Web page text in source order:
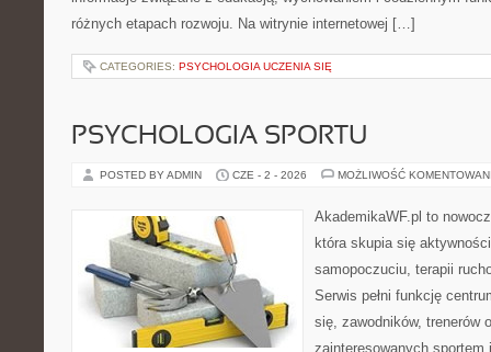
różnych etapach rozwoju. Na witrynie internetowej […]
CATEGORIES: PSYCHOLOGIA UCZENIA SIĘ
PSYCHOLOGIA SPORTU
POSTED BY ADMIN CZE - 2 - 2026 MOŻLIWOŚĆ
AkademikaWF.pl to
która skupia się
samopoczuciu, terapii
Serwis pełni funkcję
się, zawodników, trenerów
zainteresowanych sportem